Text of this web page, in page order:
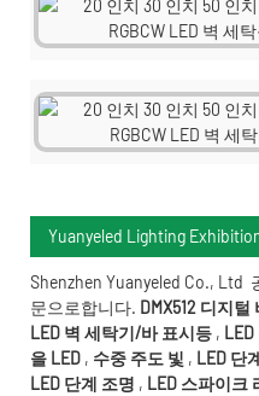
Yuanyeled Lighting
Shenzhen Yuanyeled Co., Ltd
문으로합니다. DMX512 디지
LED 벽 세탁기/바 표시등 ,
을 LED , 수중 주도 빛 , LED 단
LED 단계 조명 , LED 스파이크